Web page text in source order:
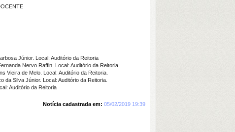
Júnior. Local: Auditório da Reitoria
Nervo Raffin. Local: Auditório da Reitoria
Vieira de Melo. Local: Auditório da Reitoria.
Silva Júnior. Local: Auditório da Reitoria.
Auditório da Reitoria
Notícia cadastrada em: 05/02/2019 19:39